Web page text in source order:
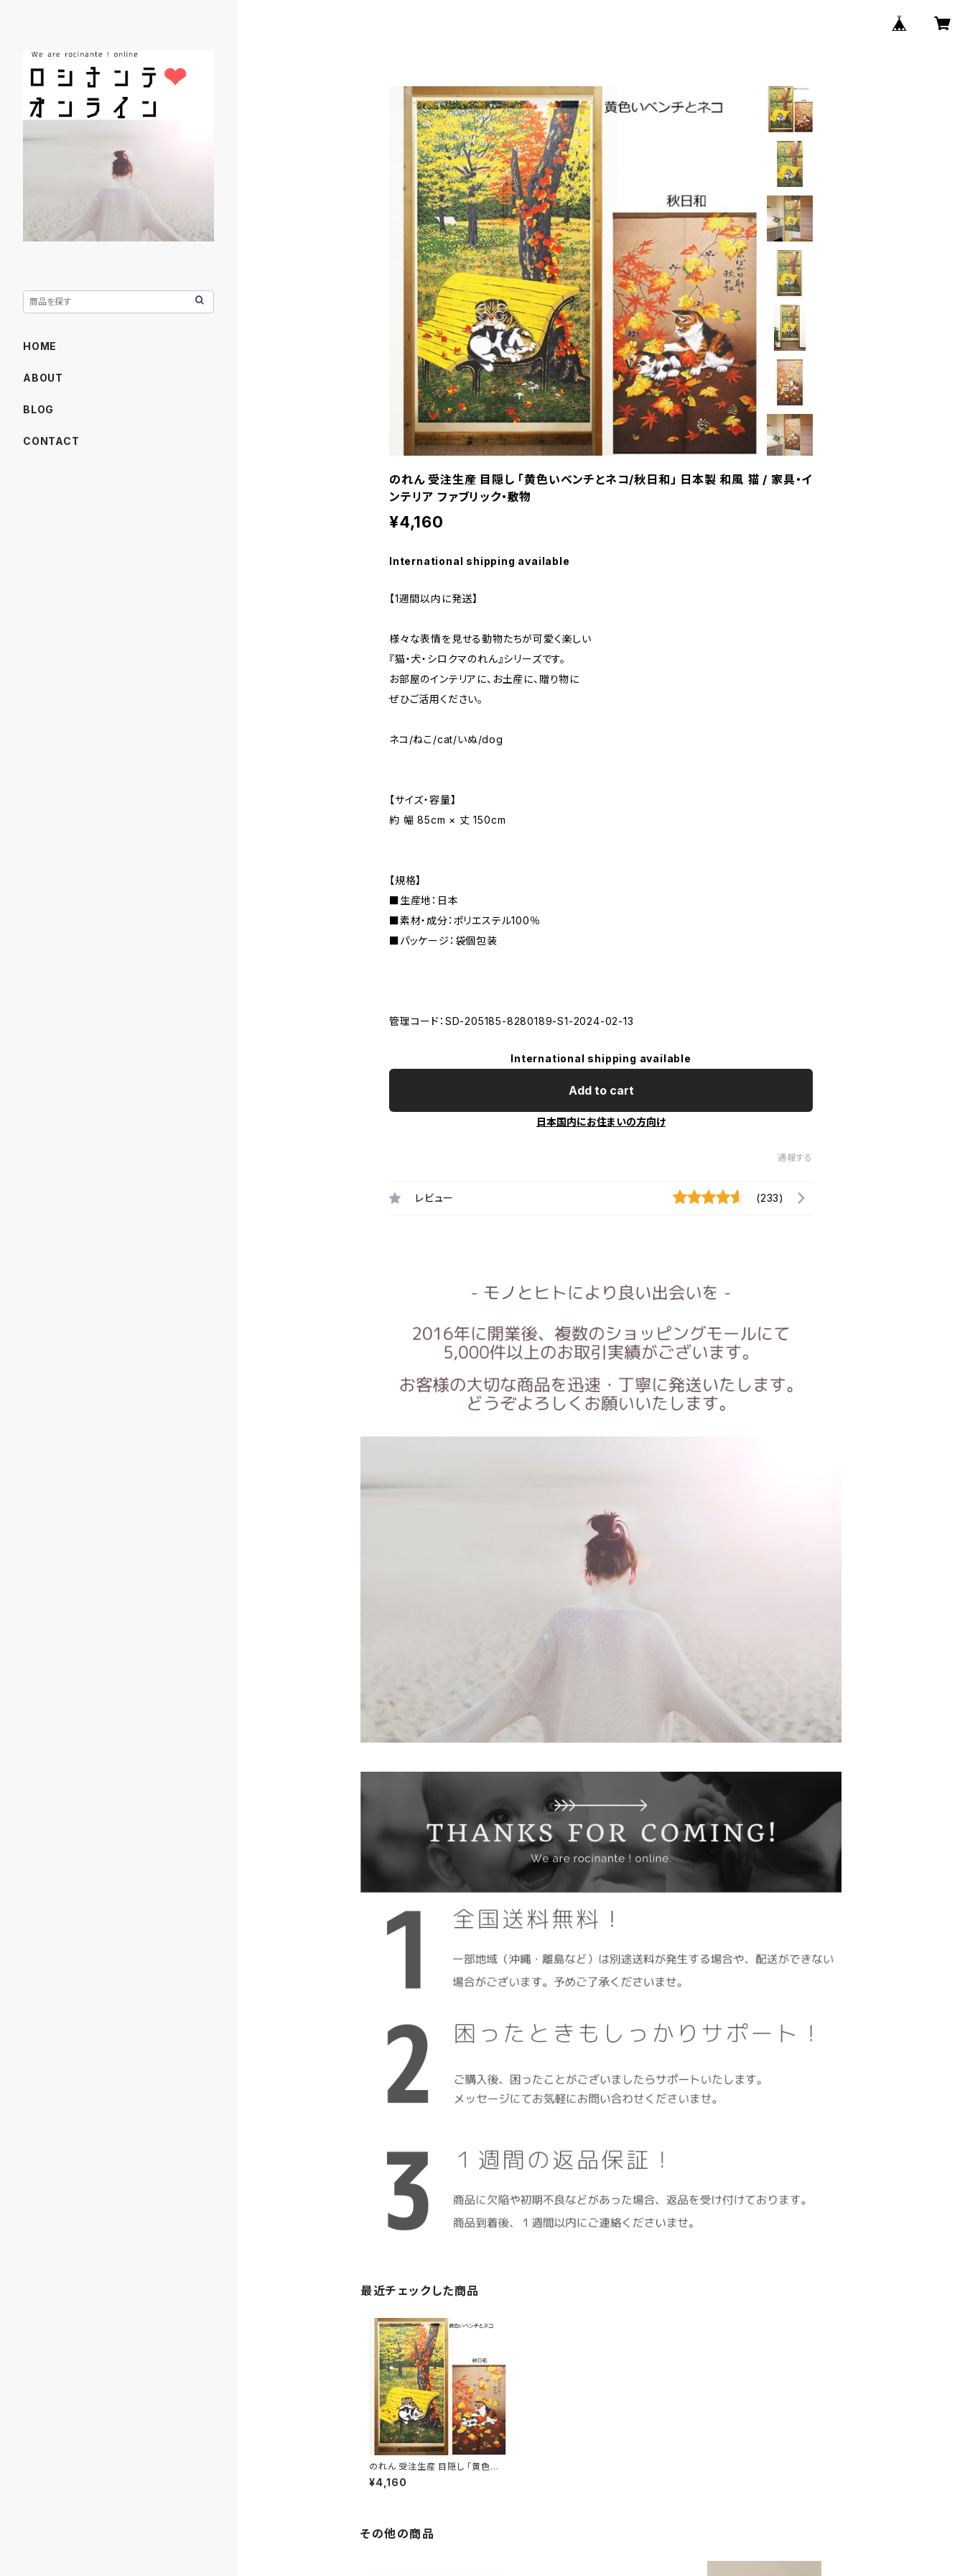
のれん 受注生産 目隠し 「黄色いベンチとネコ/秋日和」 日本製 和風 猫 / 家具・イ
ンテリア ファブリック・敷物
¥4,160
International shipping available
【1週間以内に発送】
様々な表情を見せる動物たちが可愛く楽しい
『猫・犬・シロクマのれん』シリーズです。
お部屋のインテリアに、お土産に、贈り物に
ぜひご活用ください。
ネコ/ねこ/cat/いぬ/dog
【サイズ・容量】
約 幅 85cm × 丈 150cm
【規格】
■生産地：日本
■素材・成分：ポリエステル100％
■パッケージ：袋個包装
管理コード：SD-205185-8280189-S1-2024-02-13
International shipping available
Add to cart
日本国内にお住まいの方向け
通報する
レビュー (233)
最近チェックした商品
のれん 受注生産 目隠し 「黄色い
ベンチとネコ/秋日和」 日本製 和
風 猫 / 家具・インテリア ファブリッ
¥4,160
その他の商品
HOME
ABOUT
BLOG
CONTACT